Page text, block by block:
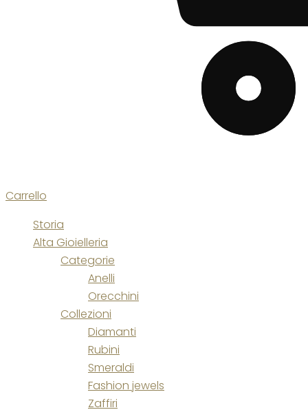
Carrello
Storia
Alta Gioielleria
Categorie
Anelli
Orecchini
Collezioni
Diamanti
Rubini
Smeraldi
Fashion jewels
Zaffiri